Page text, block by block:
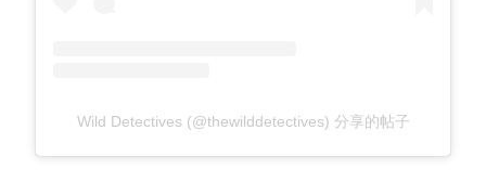
Wild Detectives (@thewilddetectives) 分享的帖子